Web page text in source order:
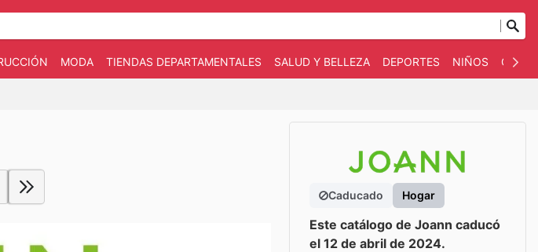
MODA TIENDAS DEPARTAMENTALES SALUD Y BELLEZA DEPORTES NIÑOS
Caducado Hogar
Este catálogo de Joann caducó
el 12 de abril de 2024.